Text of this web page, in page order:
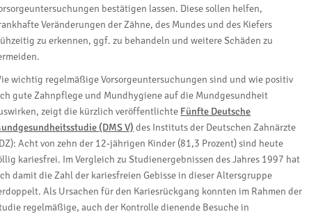
bestätigen lassen. Diese sollen helfen,
Veränderungen der Zähne, des Mundes und des Kiefers
zu erkennen, ggf. zu behandeln und weitere Schäden zu
wichtig regelmäßige Vorsorgeuntersuchungen sind und wie positiv
gute Zahnpflege und Mundhygiene auf die Mundgesundheit
zeigt die kürzlich veröffentlichte Fünfte Deutsche
(DMS V) des Instituts der Deutschen Zahnärzte
Acht von zehn der 12-jährigen Kinder (81,3 Prozent) sind heute
kariesfrei. Im Vergleich zu Studienergebnissen des Jahres 1997 hat
damit die Zahl der kariesfreien Gebisse in dieser Altersgruppe
Als Ursachen für den Kariesrückgang konnten im Rahmen der
regelmäßige, auch der Kontrolle dienende Besuche in